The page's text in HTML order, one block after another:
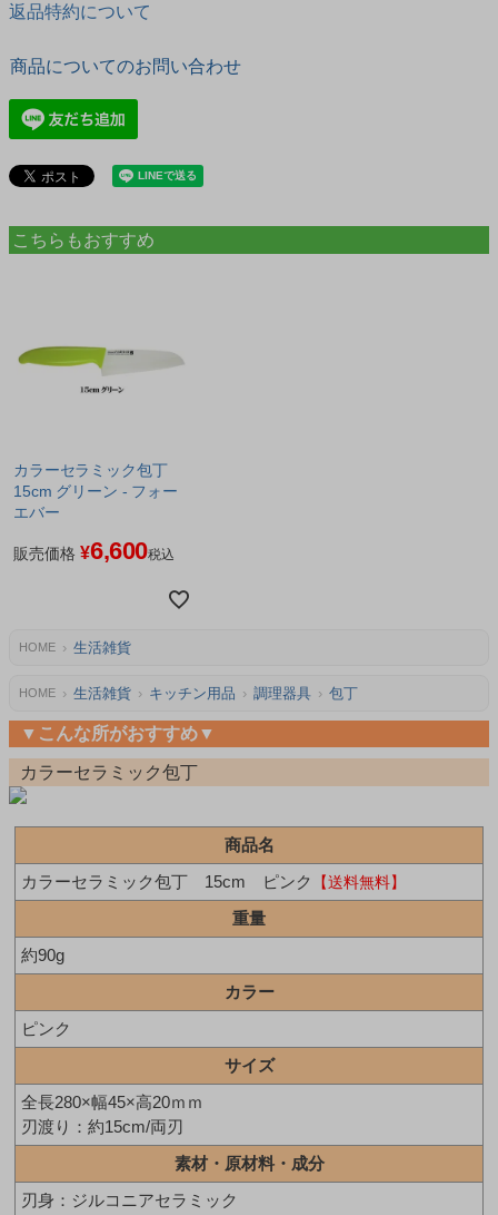
返品特約について
商品についてのお問い合わせ
こちらもおすすめ
カラーセラミック包丁
15cm グリーン - フォー
エバー
販売価格 ¥6,600税込
HOME 生活雑貨
HOME 生活雑貨 キッチン用品 調理器具 包丁
▼こんな所がおすすめ▼
カラーセラミック包丁
商品名
カラーセラミック包丁 15cm ピンク
【送料無料】
重量
約90g
カラー
ピンク
サイズ
全長280×幅45×高20ｍｍ
刃渡り：約15cm/両刃
素材・原材料・成分
刃身：ジルコニアセラミック